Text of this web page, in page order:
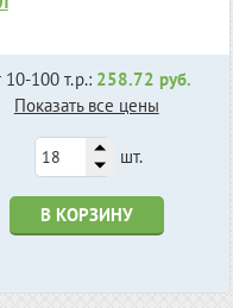
10-100 т.р.: 258.72 руб.
Показать все цены
шт.
В КОРЗИНУ